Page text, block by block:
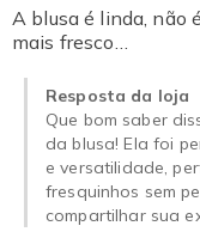
A blusa é linda, não
mais fresco…
Resposta da loja
Que bom saber
da blusa! Ela foi
e versatilidade,
fresquinhos sem
compartilhar sua